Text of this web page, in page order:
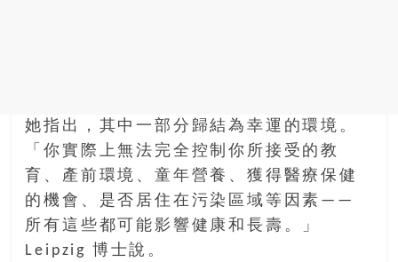
她指出，其中一部分歸結為幸運的環境。
「你實際上無法完全控制你所接受的教
育、產前環境、童年營養、獲得醫療保健
的機會、是否居住在污染區域等因素——
所有這些都可能影響健康和長壽。」
Leipzig 博士說。